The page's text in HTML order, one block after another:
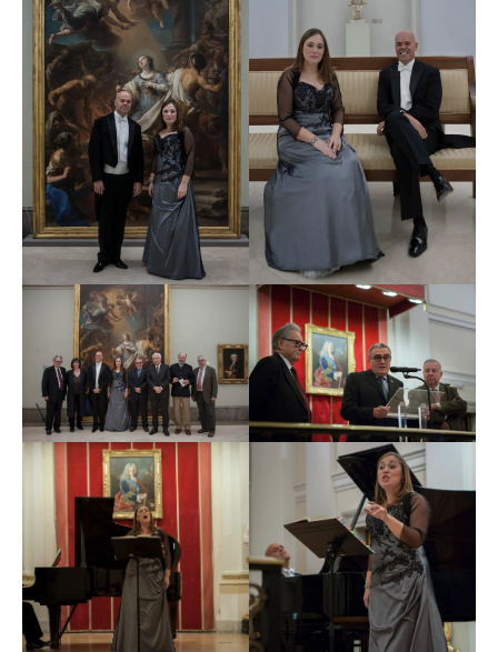
Ha cantado con la Orquesta Nacional de España,
Orquesta Sinfónica de Barcelona y Nacional de
Catalunya, Orquesta de la Comunidad de Madrid,
Filarmónica de Málaga, Sinfónica de Madrid, Sinfónica
de Galicia, Nacional de El Salvador, Sinfónica Región
de Murcia, entre otras, y ha trabajado con directores
como Jordi Casas, Josep Vila, José Ramón Encinar,
Aldo Ceccato, Leon Botstein, Michael Thomas, Case
Scaglione, Kynan Jonhs, Miguel Ángel Gómez
Martínez, Edmon Colomer, Carlos Kalmar, Victor
Pablo Pérez, Vaclav Luks, Enrico Onoffri, Giovanni
Antonini, F.M. Sardelli, Paul Goodwin, Ottavio
Dantone, Richard Egarr o Rinaldo Alesandrini.
Mantiene una actividad liederística importante y junto
al pianista Jorge Robaina ha ofrecido recitales en el
Teatro Calderón de Valladolid, Caixaforum, Fundación
Juan March de Madrid, Palacio Euskalduna de Bilbao,
Auditori Enric Granados de Lleida y Palau de la
Música Catalana donde recibieron un premio en el
concurso
El Primer Palaupor la interpretación de
Mahler y Dvórak. También ha cantado en el teatro de
la Maestranza de Sevilla y en el teatro de Santiago de
Estatal. Ha obtenido, entre otros, el premio “Pegasus” y
la bolsa premio “Bosendorfer” en Viena, “Coleman” en
Santiago de Compostela, el 2º premio de Juventudes
Musicales de España y dos veces el premio al mejor
pianista acompañante de la Fundación Jacinto
Guerrero. En 2008 consiguió, por segunda vez, el
premio al mejor pianista acompañante del concurso
internacional “Acisclo Fernández Carriero” organizado
por la Fundación Guerrero.
Ha actuado en los principales auditorios europeos y en
el Carnegie Hall de Nueva York. Como solista ha
colaborado con importantes orquestas españolas y
europeas. Graba habitualmente para RNE y TVE.
Realizó las primeras grabaciones mundiales del
Concierto para pianode Falcón-Sanabria, deNostálgico
para piano y orquesta de Carmelo Bernaola y del
Concierto para dos pianos y gran orquesta de Ángel
Martín Pompey, junto a la pianista Marta Zabaleta.
Obtuvo el premio de la revistaRitmo por su disco de
música para piano de Guridi y el Padre Donostia. Ha
grabado, entre otros, el discodiez autores diezjunto a
Raquel Lojendio y Alfredo García.